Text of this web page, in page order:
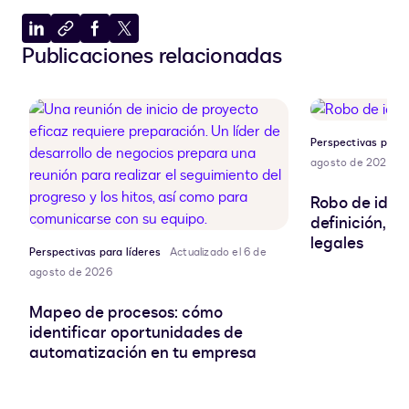
Compartir
en
Copiar
al
Compartir
en
Compartir
en
Publicaciones relacionadas
Perspectivas para líderes
Actualizado el 6 de
agosto de 2026
Mapeo de procesos: cómo
identificar oportunidades de
automatización en tu empresa
Perspectivas para
agosto de 2026
Robo de
definición,
legales